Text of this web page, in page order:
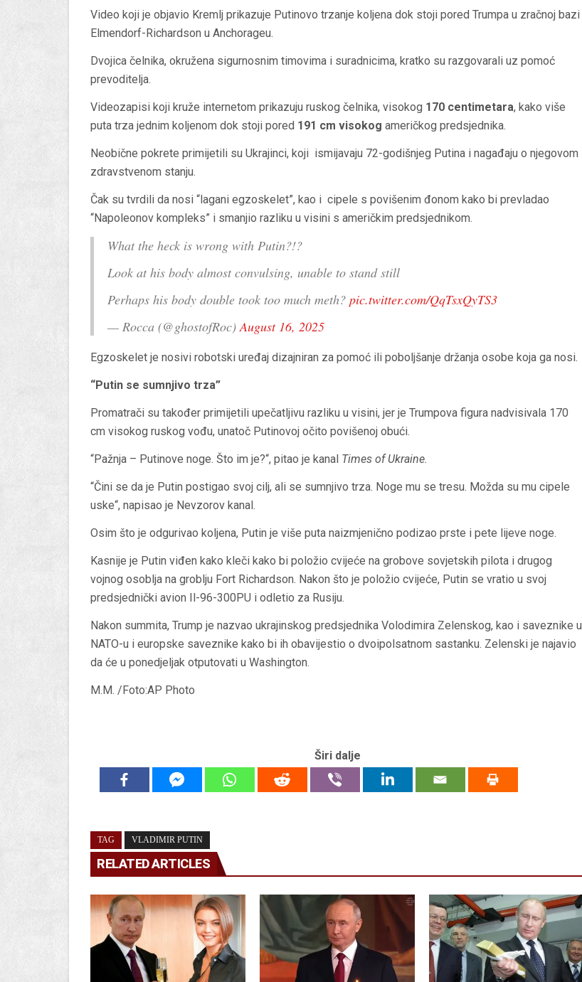
Video koji je objavio Kremlj prikazuje Putinovo trzanje koljena dok stoji pored Trumpa u zračnoj bazi
Elmendorf-Richardson u Anchorageu.
Dvojica čelnika, okružena sigurnosnim timovima i suradnicima, kratko su razgovarali uz pomoć
prevoditelja.
Videozapisi koji kruže internetom prikazuju ruskog čelnika, visokog 170 centimetara, kako više
puta trza jednim koljenom dok stoji pored 191 cm visokog američkog predsjednika.
Neobične pokrete primijetili su Ukrajinci, koji ismijavaju 72-godišnjeg Putina i nagađaju o njegovom
zdravstvenom stanju.
Čak su tvrdili da nosi “lagani egzoskelet”, kao i cipele s povišenim đonom kako bi prevladao
“Napoleonov kompleks” i smanjio razliku u visini s američkim predsjednikom.
What the heck is wrong with Putin?!?
Look at his body almost convulsing, unable to stand still
Perhaps his body double took too much meth? pic.twitter.com/QqTsxQyTS3
— Rocca (@ghostofRoc)August 16, 2025
Egzoskelet je nosivi robotski uređaj dizajniran za pomoć ili poboljšanje držanja osobe koja ga nosi.
“Putin se sumnjivo trza”
Promatrači su također primijetili upečatljivu razliku u visini, jer je Trumpova figura nadvisivala 170
cm visokog ruskog vođu, unatoč Putinovoj očito povišenoj obući.
“Pažnja – Putinove noge. Što im je?“, pitao je kanal Times of Ukraine.
“Čini se da je Putin postigao svoj cilj, ali se sumnjivo trza. Noge mu se tresu. Možda su mu cipele
uske“, napisao je Nevzorov kanal.
Osim što je odgurivao koljena, Putin je više puta naizmjenično podizao prste i pete lijeve noge.
Kasnije je Putin viđen kako kleči kako bi položio cvijeće na grobove sovjetskih pilota i drugog
vojnog osoblja na groblju Fort Richardson. Nakon što je položio cvijeće, Putin se vratio u svoj
predsjednički avion Il-96-300PU i odletio za Rusiju.
Nakon summita, Trump je nazvao ukrajinskog predsjednika Volodimira Zelenskog, kao i saveznike u
NATO-u i europske saveznike kako bi ih obavijestio o dvoipolsatnom sastanku. Zelenski je najavio
da će u ponedjeljak otputovati u Washington.
M.M. /Foto:AP Photo
Širi dalje
TAG VLADIMIR PUTIN
RELATED ARTICLES